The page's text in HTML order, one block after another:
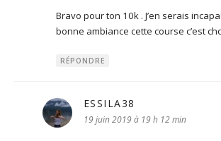
Bravo pour ton 10k . J’en serais
bonne ambiance cette course c’est
RÉPONDRE
ESSILA38
19 juin 2019 à 19 h 12 min